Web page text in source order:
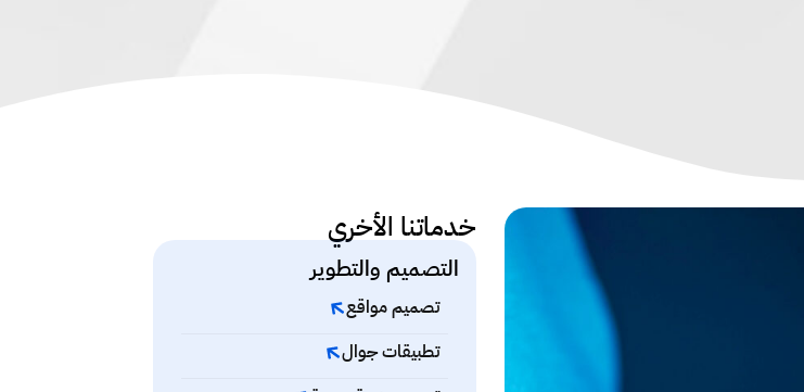
خدماتنا الأخري
التصميم والتطوير
تصميم مواقع
تطبيقات جوال